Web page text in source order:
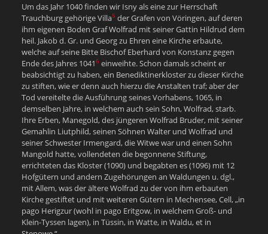
Um das Jahr 1040 finden wir Isny als eine zur Herrschaft
Trauchburg gehörige Villa5 der Grafen von Vöringen, auf deren
ihm eigenen Boden Graf Wolfrad mit seiner Gattin Hildrud dem
heil. Jakob d. Gr. und Georg zu Ehren eine Kirche erbaute,
welche auf seine Bitte Bischof Eberhard von Konstanz gegen
Ende des Jahres 10416einweihte. Schon damals scheint er
beabsichtigt zu haben, ein Benediktinerkloster zu dieser Kirche
zu stiften, wie er denn auch hierzu die Anstalten traf; aber der
Tod vereitelte die Ausführung seines Vorhabens, 1065, in
demselben Jahre, in welchem auch sein Sohn, Wolfrad, starb.
Ihre Erben, Manegold, des jüngeren Wolfrad Bruder, mit seiner
Gemahlin Liutphild, seinen Söhnen Walter und Wolfrad und
seiner Schwester Irmengard, die Witwe war und einen Sohn
Mangold hatte, vollendeten die begonnene Stiftung,
errichteten das Kloster (1090) und begabten es (1096) mit 12
Hofgütern und andern Zugehörungen an Waldungen u. dgl.,
mit Allem, was der ältere Wolfrad zu der von ihm erbauten
Kirche gestiftet und mit weiteren Gütern in Mechensee, Cell, „in
pago Herigzur (wohl in pago Eritgow, in welchem Groß- und
Klein-Tyssen lagen), in Tüssin, in Watte, in Waldu, et in